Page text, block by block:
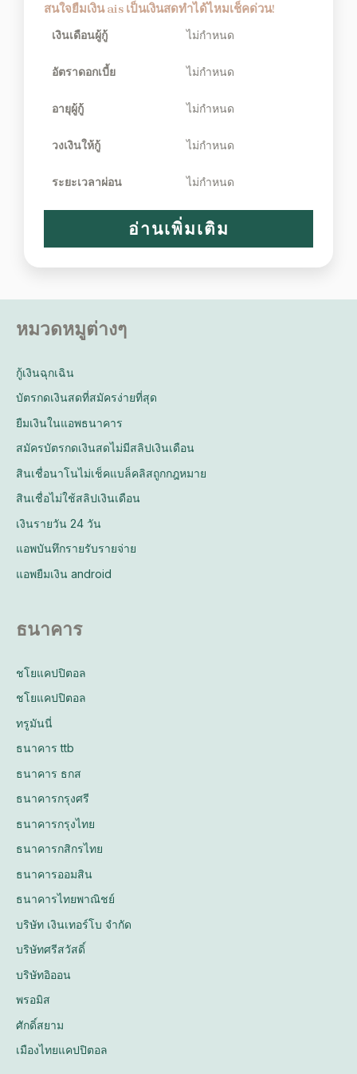
สนใจยืมเงิน ais เป็นเงินสดทำได้ไหมเช็คด่วน!
เงินเดือนผู้กู้ ไม่กำหนด
อัตราดอกเบี้ย ไม่กำหนด
อายุผู้กู้ ไม่กำหนด
วงเงินให้กู้ ไม่กำหนด
ระยะเวลาผ่อน ไม่กำหนด
อ่านเพิ่มเติม
หมวดหมูต่างๆ
กู้เงินฉุกเฉิน
บัตรกดเงินสดที่สมัครง่ายที่สุด
ยืมเงินในแอพธนาคาร
สมัครบัตรกดเงินสดไม่มีสลิปเงินเดือน
สินเชื่อนาโนไม่เช็คแบล็คลิสถูกกฎหมาย
สินเชื่อไม่ใช้สลิปเงินเดือน
เงินรายวัน 24 วัน
แอพบันทึกรายรับรายจ่าย
แอพยืมเงิน android
ธนาคาร
ชโยแคปปิตอล
ชโยแคปปิตอล
ทรูมันนี่
ธนาคาร ttb
ธนาคาร ธกส
ธนาคารกรุงศรี
ธนาคารกรุงไทย
ธนาคารกสิกรไทย
ธนาคารออมสิน
ธนาคารไทยพาณิชย์
บริษัท เงินเทอร์โบ จำกัด
บริษัทศรีสวัสดิ์
บริษัทอิออน
พรอมิส
ศักดิ์สยาม
เมืองไทยแคปปิตอล